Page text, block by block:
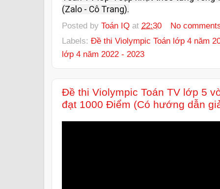
(Zalo - Cô Trang).
Posted by Toán IQ at 22:30
No
Labels: Đề thi Violympic Toán lớp 4 năm
lớp 4 năm 2022 - 2023
Đề thi Violympic Toán TV lớp 5
đạt 1000 Điểm (Có hướng dẫn